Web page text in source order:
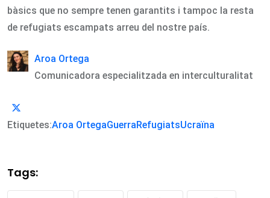
bàsics que no sempre tenen garantits i tampoc la resta
de refugiats escampats arreu del nostre país.
Aroa Ortega
Comunicadora especialitzada en interculturalitat
Etiquetes:Aroa OrtegaGuerraRefugiatsUcraïna
Tags: